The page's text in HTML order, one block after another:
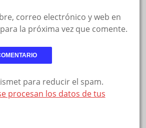
correo electrónico y web en
la próxima vez que comente.
para reducir el spam.
procesan los datos de tus